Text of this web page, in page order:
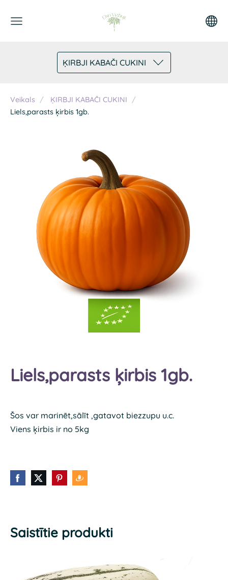
ĶIRBJI KABAČI CUKINI
Veikals
ĶIRBJI KABAČI CUKINI
Liels,parasts ķirbis 1gb.
Liels,parasts ķirbis 1gb.
Šos var marinēt,sālīt ,gatavot biezzupu u.c.
Viens ķirbis ir no 5kg
Saistītie produkti